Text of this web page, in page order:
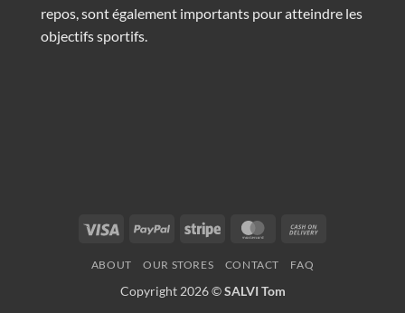
repos, sont également importants pour atteindre les
objectifs sportifs.
Visa PayPal Stripe MasterCard
ABOUT OUR STORES CONTACT FAQ
Copyright 2026 ©SALVI Tom